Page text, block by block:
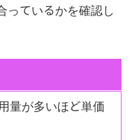
っているかを確認し
量が多いほど単価